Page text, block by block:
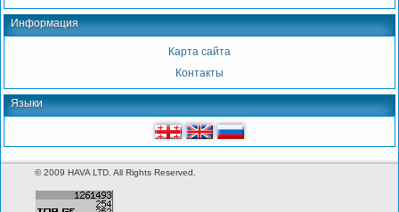
Информация
Карта сайта
Контакты
Языки
© 2009 HAVA LTD. All Rights Reserved.